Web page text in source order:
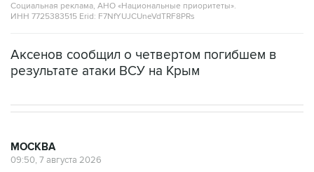
Социальная реклама, АНО «Национальные приоритеты».
ИНН 7725383515 Erid: F7NfYUJCUneVdTRF8PRs
Аксенов сообщил о четвертом погибшем в
результате атаки ВСУ на Крым
МОСКВА
09:50, 7 августа 2026